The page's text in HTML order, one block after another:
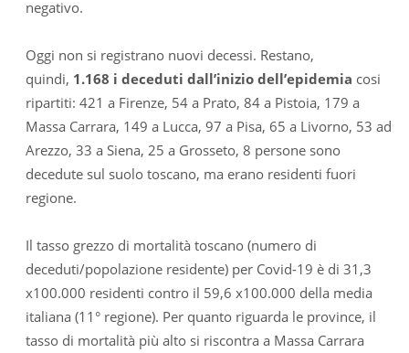
negativo.
Oggi non si registrano nuovi decessi. Restano,
quindi, 1.168 i deceduti dall’inizio dell’epidemia cosi
ripartiti: 421 a Firenze, 54 a Prato, 84 a Pistoia, 179 a
Massa Carrara, 149 a Lucca, 97 a Pisa, 65 a Livorno, 53 ad
Arezzo, 33 a Siena, 25 a Grosseto, 8 persone sono
decedute sul suolo toscano, ma erano residenti fuori
regione.
Il tasso grezzo di mortalità toscano (numero di
deceduti/popolazione residente) per Covid-19 è di 31,3
x100.000 residenti contro il 59,6 x100.000 della media
italiana (11° regione). Per quanto riguarda le province, il
tasso di mortalità più alto si riscontra a Massa Carrara